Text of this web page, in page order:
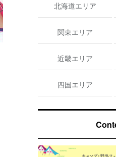
北海道エリア
関東エリア
近畿エリア
四国エリア